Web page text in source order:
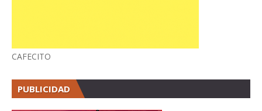
CAFECITO
PUBLICIDAD